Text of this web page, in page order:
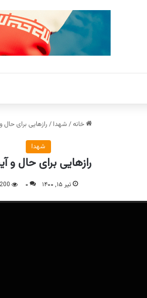
خانه / شهدا /رازهایی برای حال
شهدا
رازهایی برای حال و
تیر ۱۵, ۱۴۰۰ ۰ 200